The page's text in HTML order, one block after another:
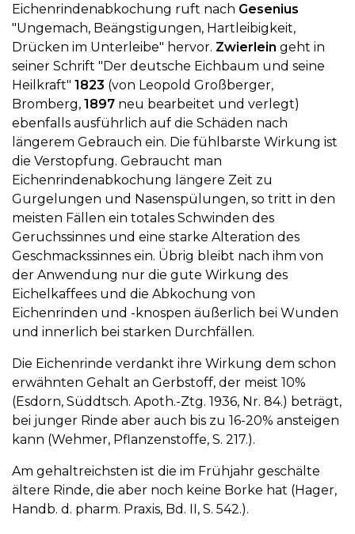
Eichenrindenabkochung ruft nach Gesenius
"Ungemach, Beängstigungen, Hartleibigkeit,
Drücken im Unterleibe" hervor. Zwierlein geht in
seiner Schrift "Der deutsche Eichbaum und seine
Heilkraft" 1823 (von Leopold Großberger,
Bromberg, 1897 neu bearbeitet und verlegt)
ebenfalls ausführlich auf die Schäden nach
längerem Gebrauch ein. Die fühlbarste Wirkung ist
die Verstopfung. Gebraucht man
Eichenrindenabkochung längere Zeit zu
Gurgelungen und Nasenspülungen, so tritt in den
meisten Fällen ein totales Schwinden des
Geruchssinnes und eine starke Alteration des
Geschmackssinnes ein. Übrig bleibt nach ihm von
der Anwendung nur die gute Wirkung des
Eichelkaffees und die Abkochung von
Eichenrinden und -knospen äußerlich bei Wunden
und innerlich bei starken Durchfällen.
Die Eichenrinde verdankt ihre Wirkung dem schon
erwähnten Gehalt an Gerbstoff, der meist 10%
(Esdorn, Süddtsch. Apoth.-Ztg. 1936, Nr. 84.) beträgt,
bei junger Rinde aber auch bis zu 16-20% ansteigen
kann (Wehmer, Pflanzenstoffe, S. 217.).
Am gehaltreichsten ist die im Frühjahr geschälte
ältere Rinde, die aber noch keine Borke hat (Hager,
Handb. d. pharm. Praxis, Bd. II, S. 542.).